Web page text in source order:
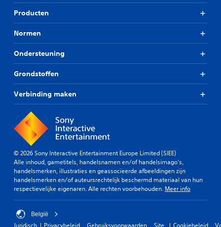
Producten
Normen
Ondersteuning
Grondstoffen
Verbinding maken
© 2026 Sony Interactive Entertainment Europe Limited (SIEE)
Alle inhoud, gametitels, handelsnamen en/of handelsimago's,
handelsmerken, illustraties en geassocieerde afbeeldingen zijn
handelsmerken en/of auteursrechtelijk beschermd materiaal van hun
respectievelijke eigenaren. Alle rechten voorbehouden. Meer info
België
Juridisch Privacybeleid Gebruiksvoorwaarden Site Cookiebeleid